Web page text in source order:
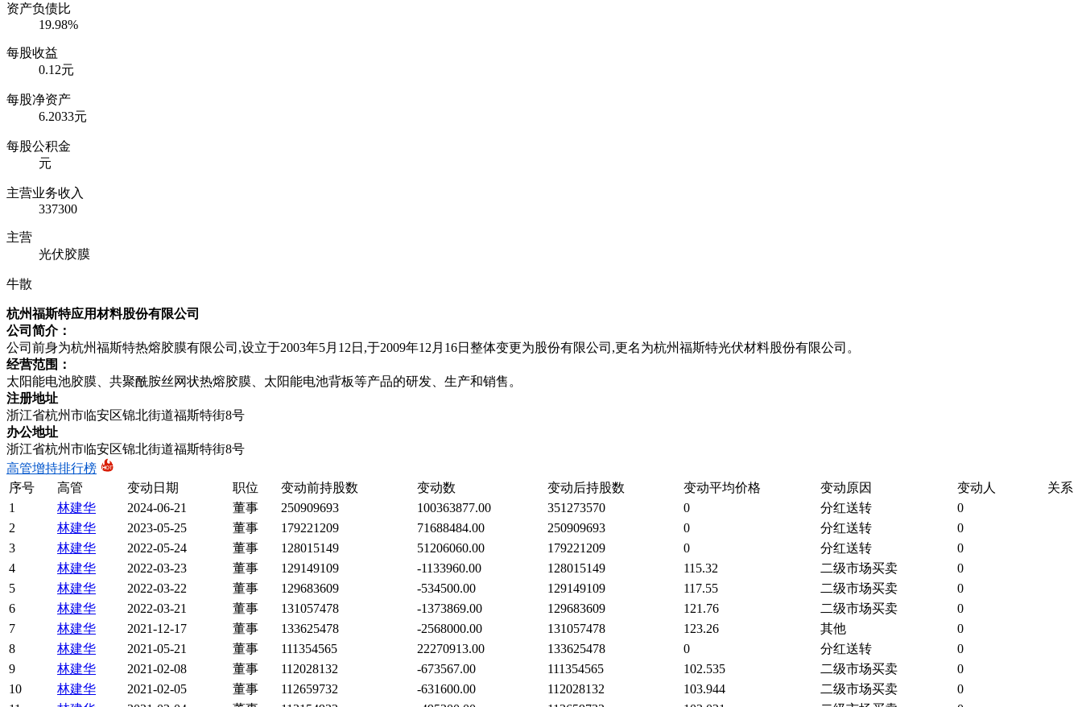
资产负债比
19.98%
每股收益
0.12元
每股净资产
6.2033元
每股公积金
元
主营业务收入
337300
主营
光伏胶膜
牛散
杭州福斯特应用材料股份有限公司
公司简介：
公司前身为杭州福斯特热熔胶膜有限公司,设立于2003年5月12日,于2009年12月16日整体变更为股份有限公司,更名为杭州福斯特光伏材料股份有限公司。
经营范围：
太阳能电池胶膜、共聚酰胺丝网状热熔胶膜、太阳能电池背板等产品的研发、生产和销售。
注册地址
浙江省杭州市临安区锦北街道福斯特街8号
办公地址
浙江省杭州市临安区锦北街道福斯特街8号
高管增持排行榜
序号
高管 变动日期 职位 变动前持股数 变动数 变动后持股数 变动平均价格 变动原因 变动人
关系
1
林建华 2024-06-21 董事 250909693 100363877.00 351273570 0 分红送转
0
2
林建华 2023-05-25 董事 179221209 71688484.00 250909693 0 分红送转
0
3
林建华 2022-05-24 董事 128015149 51206060.00 179221209 0 分红送转
0
4
林建华 2022-03-23 董事 129149109 -1133960.00 128015149 115.32 二级市场买卖
0
5
林建华 2022-03-22 董事 129683609 -534500.00 129149109 117.55 二级市场买卖
0
6
林建华 2022-03-21 董事 131057478 -1373869.00 129683609 121.76 二级市场买卖
0
7
林建华 2021-12-17 董事 133625478 -2568000.00 131057478 123.26 其他
0
8
林建华 2021-05-21 董事 111354565 22270913.00 133625478 0 分红送转
0
9
林建华 2021-02-08 董事 112028132 -673567.00 111354565 102.535 二级市场买卖
0
10
林建华 2021-02-05 董事 112659732 -631600.00 112028132 103.944 二级市场买卖
0